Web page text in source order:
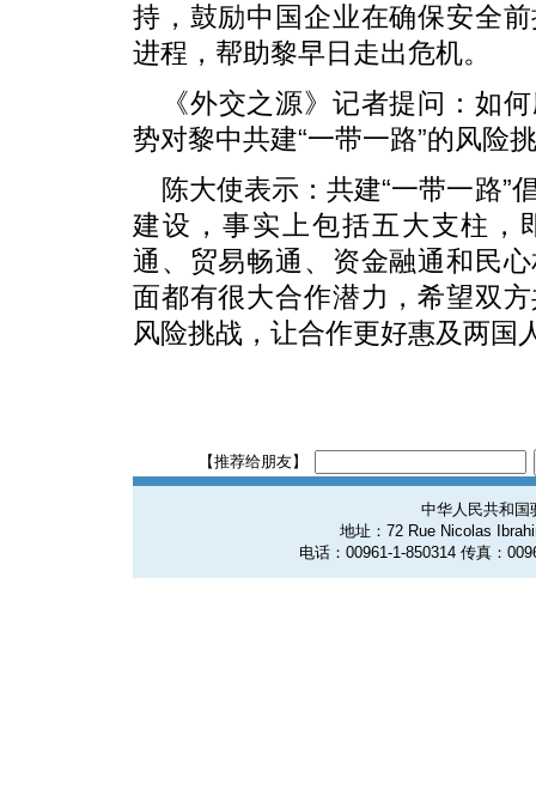
持，鼓励中国企业在确保安全
进程，帮助黎早日走出危机。
《外交之源》记者提问：如
势对黎中共建“一带一路”的风险
陈大使表示：共建“一带一路”
建设，事实上包括五大支柱，
通、贸易畅通、资金融通和民
面都有很大合作潜力，希望双
风险挑战，让合作更好惠及两国
【推荐给朋友】
中华人民共和国
地址：72 Rue Nicolas
电话：00961-1-850314 传真：